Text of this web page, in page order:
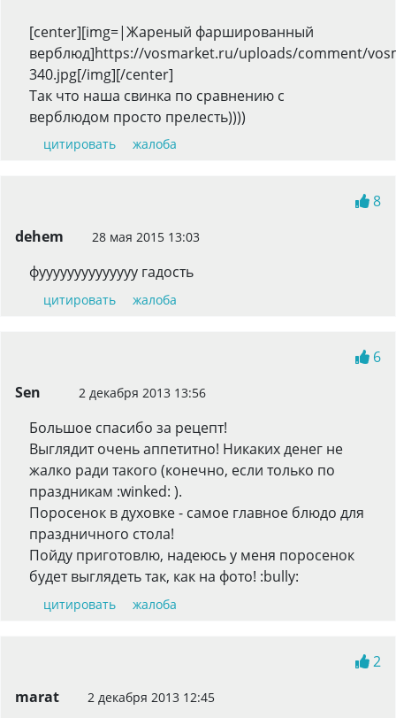
[center][img=|Жареный фаршированный
верблюд]https://vosmarket.ru/uploads/comment/
340.jpg[/img][/center]
Так что наша свинка по сравнению с
верблюдом просто прелесть))))
цитировать жалоба
8
dehem
28 мая 2015 13:03
фуууууууууууууу гадость
цитировать жалоба
6
Sen
2 декабря 2013 13:56
Большое спасибо за рецепт!
Выглядит очень аппетитно! Никаких денег не
жалко ради такого (конечно, если только по
праздникам :winked: ).
Поросенок в духовке - самое главное блюдо для
праздничного стола!
Пойду приготовлю, надеюсь у меня поросенок
будет выглядеть так, как на фото! :bully:
цитировать жалоба
2
marat
2 декабря 2013 12:45